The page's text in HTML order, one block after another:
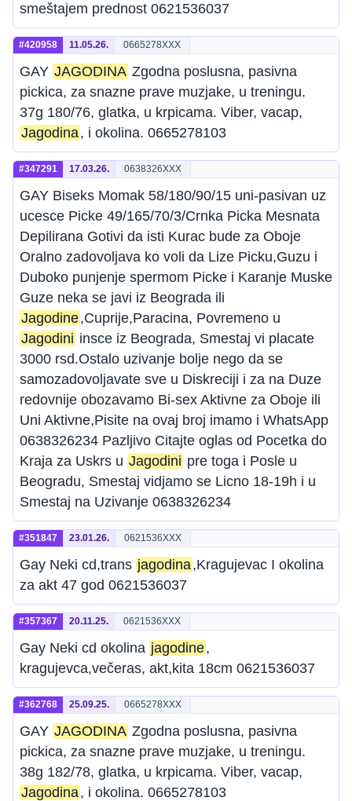
smeštajem prednost 0621536037
#420958 11.05.26. 0665278XXX
GAY JAGODINA Zgodna poslusna, pasivna
pickica, za snazne prave muzjake, u treningu.
37g 180/76, glatka, u krpicama. Viber, vacap,
Jagodina, i okolina. 0665278103
#347291 17.03.26. 0638326XXX
GAY Biseks Momak 58/180/90/15 uni-pasivan uz
ucesce Picke 49/165/70/3/Crnka Picka Mesnata
Depilirana Gotivi da isti Kurac bude za Oboje
Oralno zadovoljava ko voli da Lize Picku,Guzu i
Duboko punjenje spermom Picke i Karanje Muske
Guze neka se javi iz Beograda ili
Jagodine,Cuprije,Paracina, Povremeno u
Jagodini insce iz Beograda, Smestaj vi placate
3000 rsd.Ostalo uzivanje bolje nego da se
samozadovoljavate sve u Diskreciji i za na Duze
redovnije obozavamo Bi-sex Aktivne za Oboje ili
Uni Aktivne,Pisite na ovaj broj imamo i WhatsApp
0638326234 Pazljivo Citajte oglas od Pocetka do
Kraja za Uskrs u Jagodini pre toga i Posle u
Beogradu, Smestaj vidjamo se Licno 18-19h i u
Smestaj na Uzivanje 0638326234
#351847 23.01.26. 0621536XXX
Gay Neki cd,trans jagodina,Kragujevac I okolina
za akt 47 god 0621536037
#357367 20.11.25. 0621536XXX
Gay Neki cd okolina jagodine,
kragujevca,večeras, akt,kita 18cm 0621536037
#362768 25.09.25. 0665278XXX
GAY JAGODINA Zgodna poslusna, pasivna
pickica, za snazne prave muzjake, u treningu.
38g 182/78, glatka, u krpicama. Viber, vacap,
Jagodina, i okolina. 0665278103